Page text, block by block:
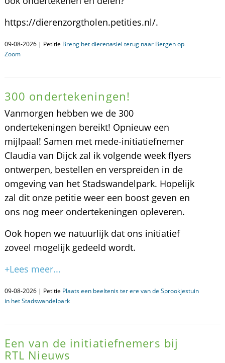
https://dierenzorgtholen.petities.nl/.
09-08-2026 | Petitie Breng het dierenasiel terug naar Bergen op
Zoom
300 ondertekeningen!
Vanmorgen hebben we de 300
ondertekeningen bereikt! Opnieuw een
mijlpaal! Samen met mede-initiatiefnemer
Claudia van Dijck zal ik volgende week flyers
ontwerpen, bestellen en verspreiden in de
omgeving van het Stadswandelpark. Hopelijk
zal dit onze petitie weer een boost geven en
ons nog meer ondertekeningen opleveren.
Ook hopen we natuurlijk dat ons initiatief
zoveel mogelijk gedeeld wordt.
+Lees meer...
09-08-2026 | Petitie Plaats een beeltenis ter ere van de Sprookjestuin
in het Stadswandelpark
Een van de initiatiefnemers bij
RTL Nieuws